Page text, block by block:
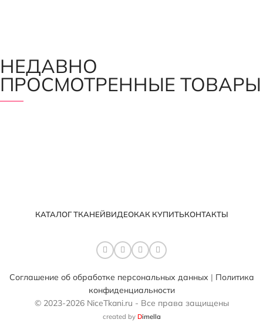
НЕДАВНО
ПРОСМОТРЕННЫЕ ТОВАРЫ
КАТАЛОГ ТКАНЕЙВИДЕОКАК КУПИТЬКОНТАКТЫ
Соглашение об обработке персональных данных | Политика
конфиденциальности
© 2023-2026 NiceTkani.ru - Все права защищены
created by Dimella